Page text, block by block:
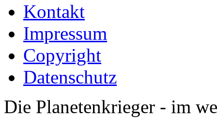
Kontakt
Impressum
Copyright
Datenschutz
Die Planetenkrieger - im